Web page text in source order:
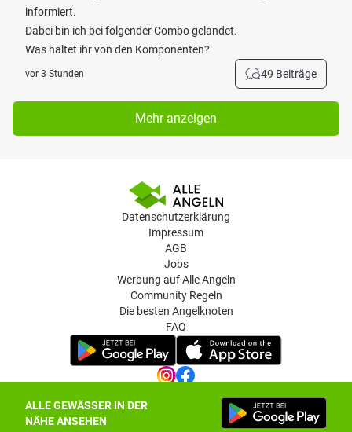
ALLE GEWÄSSER IN DER
NÄHE ANSEHEN
informiert.
Dabei bin ich bei folgender Combo gelandet.
Was haltet ihr von den Komponenten?
vor 3 Stunden 49 Beiträge
Mehr anzeigen
Datenschutzerklärung
Impressum
AGB
Jobs
Werbung auf Alle Angeln
Community Regeln
Die besten Angelknoten
FAQ
Datenschutz-Einstellungen